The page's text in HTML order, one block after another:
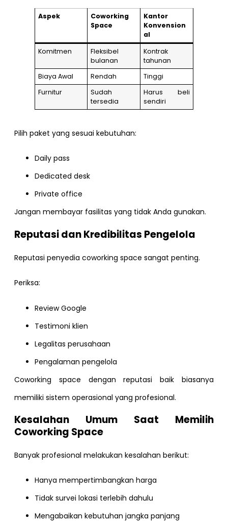
Aspek
Coworking
Space
Kantor
Konvension
al
Komitmen
Fleksibel
bulanan
Kontrak
tahunan
Biaya Awal
Rendah
Tinggi
Furnitur
Sudah
tersedia
Harus beli
sendiri
Pilih paket yang sesuai kebutuhan:
Daily pass
Dedicated desk
Private office
Jangan membayar fasilitas yang tidak Anda gunakan.
Reputasi dan Kredibilitas Pengelola
Reputasi penyedia coworking space sangat penting.
Periksa:
Review Google
Testimoni klien
Legalitas perusahaan
Pengalaman pengelola
Coworking space dengan reputasi baik biasanya
memiliki sistem operasional yang profesional.
Kesalahan Umum Saat Memilih
Coworking Space
Banyak profesional melakukan kesalahan berikut:
Hanya mempertimbangkan harga
Tidak survei lokasi terlebih dahulu
Mengabaikan kebutuhan jangka panjang